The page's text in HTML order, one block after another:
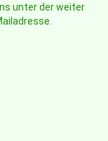
unter der weiter